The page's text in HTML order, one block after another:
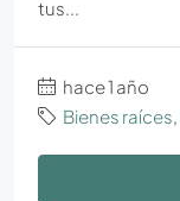
tus...
hace 1 año
Bienes raíces,